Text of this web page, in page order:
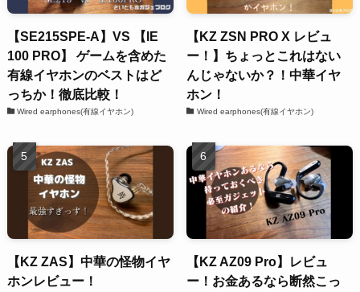
【SE215SPE-A】VS 【IE
100 PRO】 ゲームを含めた
有線イヤホンのベストはど
っちか！徹底比較！
Wired earphones(有線イヤホン)
【KZ ZSN PRO X レビュ
ー！】ちょっとこれはない
んじゃないか？！中華イヤ
ホン！
Wired earphones(有線イヤホン)
【KZ ZAS】中華の怪物イヤ
ホンレビュー！
【KZ AZ09 Pro】レビュ
ー！お金あるなら断然こっ